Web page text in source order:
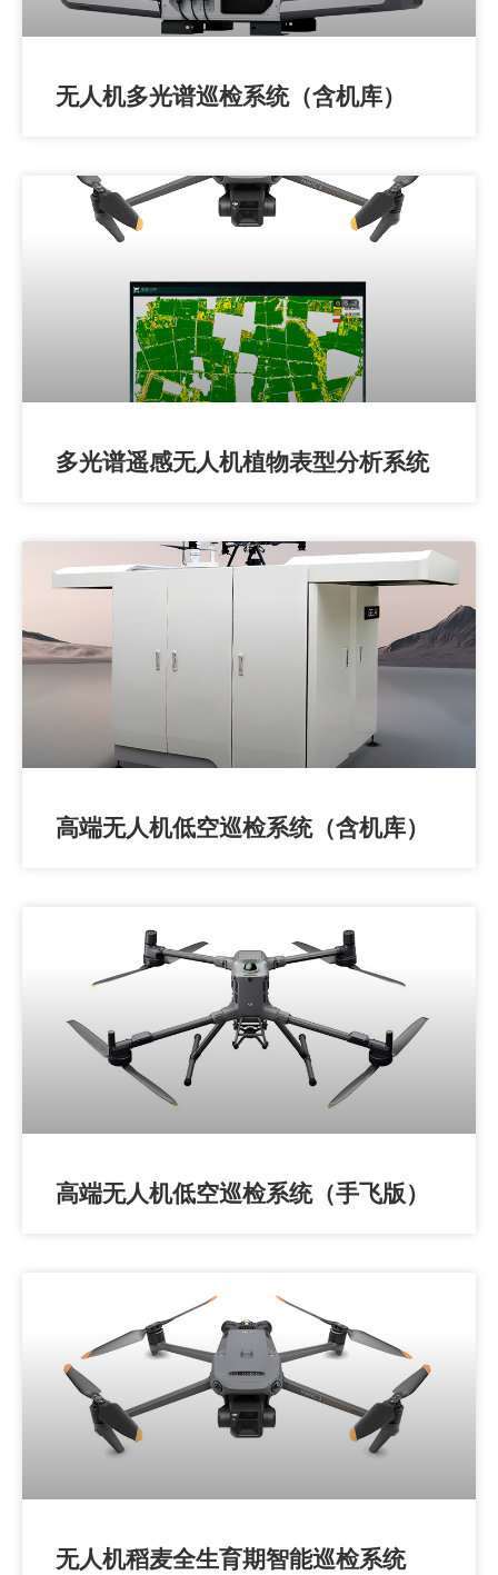
无人机多光谱巡检系统（含机库）
多光谱遥感无人机植物表型分析系统
高端无人机低空巡检系统（含机库）
高端无人机低空巡检系统（手飞版）
无人机稻麦全生育期智能巡检系统